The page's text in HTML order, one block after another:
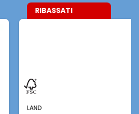
LAND
RIBASSATI